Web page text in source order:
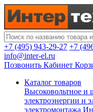
+7 (495) 943-29-27 +7
info@inter-el.ru
Позвонить Кабинет
Каталог товаров
Высоковольтное и
электроэнергии и
электромонтажа